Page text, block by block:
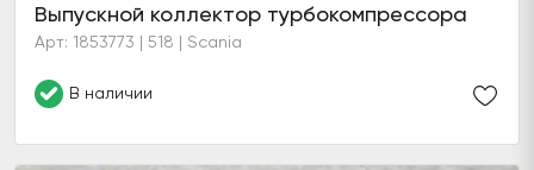
Выпускной коллектор турбокомпрессора
Арт: 1853773 | 518 | Scania
В наличии